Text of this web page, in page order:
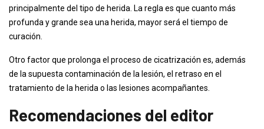
principalmente del tipo de herida. La regla es que cuanto más
profunda y grande sea una herida, mayor será el tiempo de
curación.
Otro factor que prolonga el proceso de cicatrización es, además
de la supuesta contaminación de la lesión, el retraso en el
tratamiento de la herida o las lesiones acompañantes.
Recomendaciones del editor